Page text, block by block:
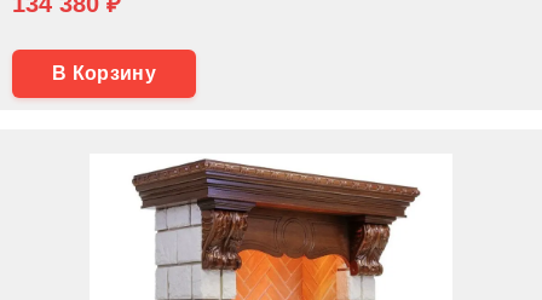
В Корзину